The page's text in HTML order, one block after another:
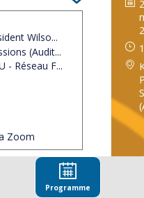
Wilso...
(Audit...
- Réseau F...
Zoom
Programme